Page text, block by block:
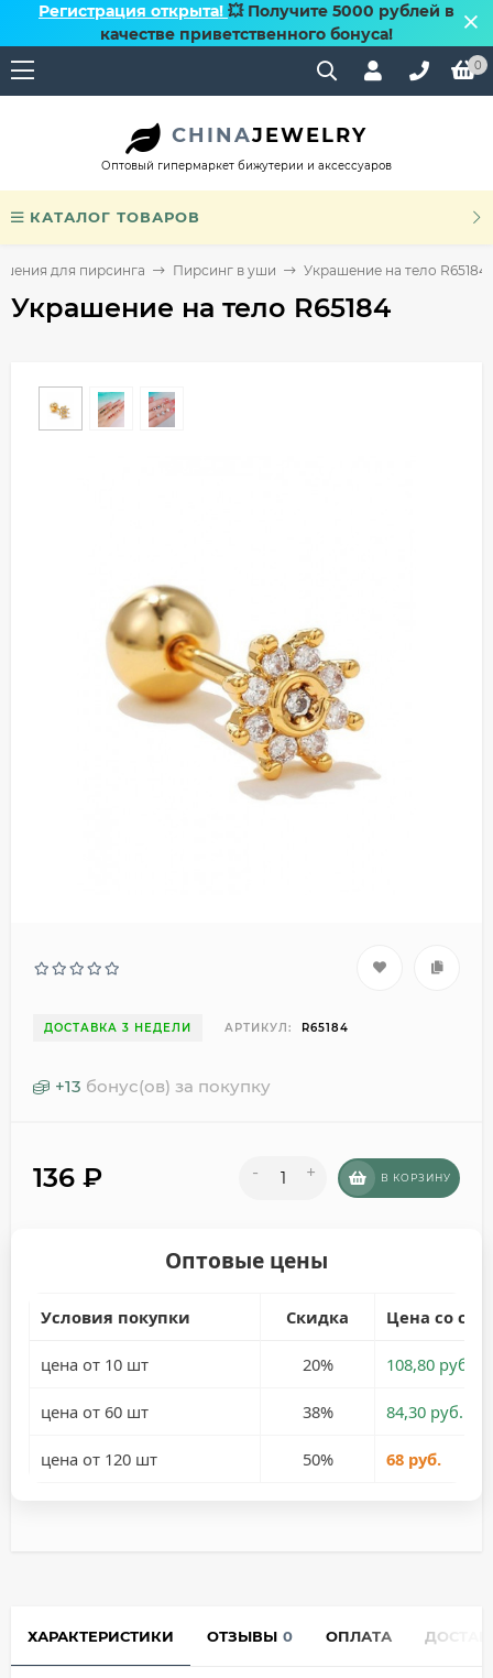
Регистрация открыта! 💥 Получите 5000 рублей в
качестве приветственного бонуса!
0
CHINAJEWELRY
Оптовый гипермаркет бижутерии и аксессуаров
КАТАЛОГ ТОВАРОВ
для пирсинга Пирсинг в уши Украшение на тело R65184
Украшение на тело R65184
ДОСТАВКА 3 НЕДЕЛИ АРТИКУЛ: R65184
+13 бонус(ов) за покупку
136 ₽ - + В КОРЗИНУ
Оптовые цены
Условия покупки Скидка Цена со
цена от 10 шт 20% 108,80 руб.
цена от 60 шт 38% 84,30 руб.
цена от 120 шт 50% 68 руб.
ХАРАКТЕРИСТИКИ ОТЗЫВЫ 0 ОПЛАТА